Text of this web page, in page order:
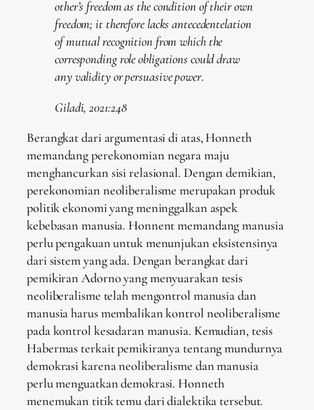
other’s freedom as the condition of their own
freedom; it therefore lacks antecedentelation
of mutual recognition from which the
corresponding role obligations could draw
any validity or persuasive power.
Giladi, 2021:248
Berangkat dari argumentasi di atas, Honneth
memandang perekonomian negara maju
menghancurkan sisi relasional. Dengan demikian,
perekonomian neoliberalisme merupakan produk
politik ekonomi yang meninggalkan aspek
kebebasan manusia. Honnent memandang manusia
perlu pengakuan untuk menunjukan eksistensinya
dari sistem yang ada. Dengan berangkat dari
pemikiran Adorno yang menyuarakan tesis
neoliberalisme telah mengontrol manusia dan
manusia harus membalikan kontrol neoliberalisme
pada kontrol kesadaran manusia. Kemudian, tesis
Habermas terkait pemikiranya tentang mundurnya
demokrasi karena neoliberalisme dan manusia
perlu menguatkan demokrasi. Honneth
menemukan titik temu dari dialektika tersebut.